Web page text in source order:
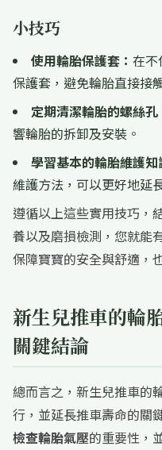
小技巧
使用輪胎保護套： 在不
保護套，避免輪胎直接接
定期清潔輪胎的螺絲孔
響輪胎的拆卸及安裝。
學習基本的輪胎維護知
維護方法，可以更好地延
遵循以上這些實用技巧，
養以及磨損檢測，您就能
保障寶寶的安全與舒適，
新生兒推車的輪
關鍵結論
總而言之，新生兒推車的
行，並延長推車壽命的關
檢查輪胎氣壓的重要性，